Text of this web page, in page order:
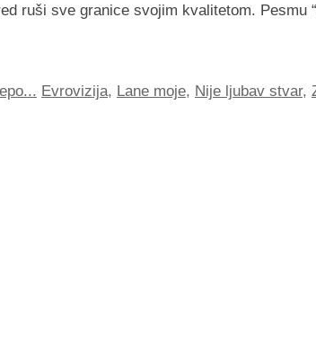
ruši sve granice svojim kvalitetom. Pesmu
Evrovizija, Lane moje, Nije ljubav stvar,